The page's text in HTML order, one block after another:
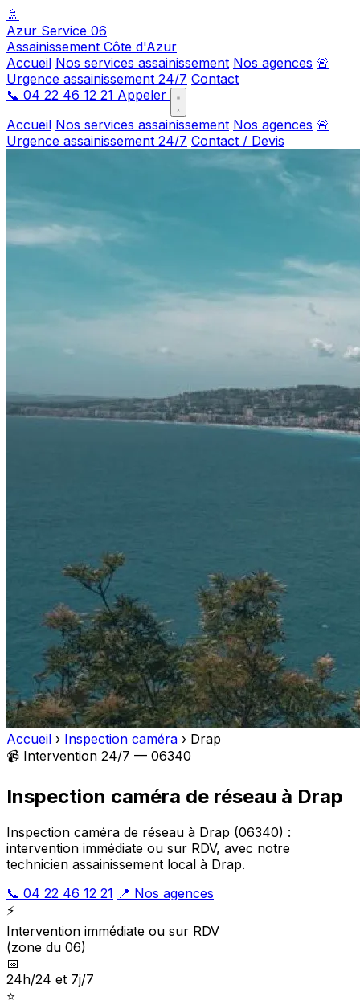
🚿
Azur Service 06
Assainissement Côte d'Azur
Accueil Nos services assainissement Nos agences 🚨
Urgence assainissement 24/7 Contact
📞 04 22 46 12 21 Appeler
Accueil Nos services assainissement Nos agences 🚨
Urgence assainissement 24/7 Contact / Devis
Accueil › Inspection caméra › Drap
📹 Intervention 24/7 — 06340
Inspection caméra de réseau à Drap
Inspection caméra de réseau à Drap (06340) :
intervention immédiate ou sur RDV, avec notre
technicien assainissement local à Drap.
📞 04 22 46 12 21 📍 Nos agences
⚡
Intervention immédiate ou sur RDV
(zone du 06)
📅
24h/24 et 7j/7
⭐